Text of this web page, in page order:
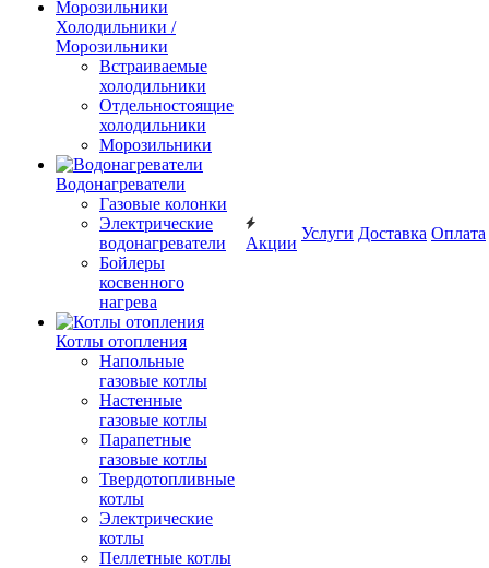
Холодильники /
Морозильники
Встраиваемые
холодильники
Отдельностоящие
холодильники
Морозильники
Водонагреватели
Газовые колонки
Электрические
водонагреватели
Бойлеры
косвенного
нагрева
Котлы отопления
Напольные
газовые котлы
Настенные
газовые котлы
Парапетные
газовые котлы
Твердотопливные
котлы
Электрические
котлы
Пеллетные котлы
Акции
Услуги Доставка Оплата